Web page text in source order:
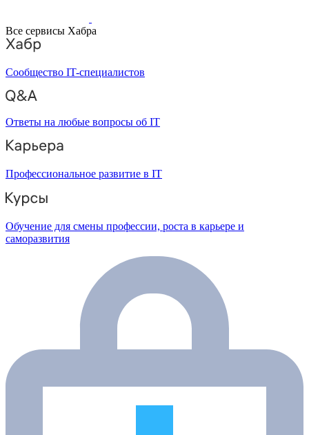
Все сервисы Хабра
Сообщество IT-специалистов
Ответы на любые вопросы об IT
Профессиональное развитие в IT
Обучение для смены профессии, роста в карьере и
саморазвития